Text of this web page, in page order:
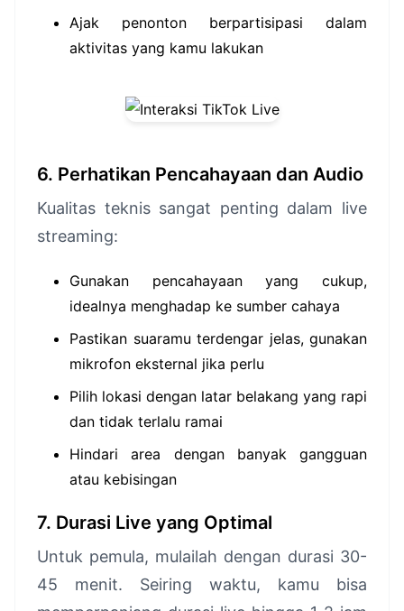
Ajak penonton berpartisipasi dalam
aktivitas yang kamu lakukan
6. Perhatikan Pencahayaan dan Audio
Kualitas teknis sangat penting dalam live
streaming:
Gunakan pencahayaan yang cukup,
idealnya menghadap ke sumber cahaya
Pastikan suaramu terdengar jelas, gunakan
mikrofon eksternal jika perlu
Pilih lokasi dengan latar belakang yang rapi
dan tidak terlalu ramai
Hindari area dengan banyak gangguan
atau kebisingan
7. Durasi Live yang Optimal
Untuk pemula, mulailah dengan durasi 30-
45 menit. Seiring waktu, kamu bisa